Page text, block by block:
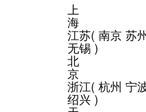
上
海
江苏( 南京 苏
无锡)
北
京
浙江( 杭州 宁
绍兴)